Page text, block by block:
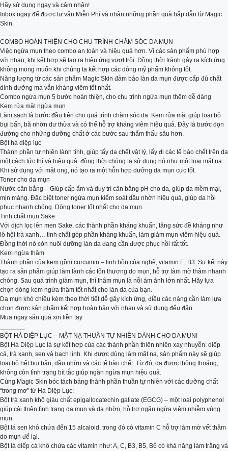
Hãy sử dụng ngay và cảm nhận!
Inbox ngay để được tư vấn Miễn Phí và nhận những phần quà hấp dẫn từ Magic
Skin.
COMBO HOÀN THIỆN CHO CHU TRÌNH CHĂM SÓC DA MỤN
Việc ngừa mụn theo combo an toàn và hiệu quả hơn. Vì các sản phẩm phù hợp
với nhau, khi kết hợp sẽ tạo ra hiệu ứng vượt trội. Đồng thời tránh gây ra kích ứng
không mong muốn khi chúng ta kết hợp các dòng mỹ phẩm không tốt.
Năng lượng từ các sản phẩm Magic Skin đảm bảo làn da mụn được cấp đủ chất
dinh dưỡng mà vẫn kháng viêm tốt nhất.
Combo ngừa mụn 5 bước hoàn thiện, cho chu trình ngửa mụn thêm dễ dàng
Kem rửa mặt ngừa mụn
Làm sạch là bước đầu tiên cho quá trình chăm sóc da. Kem rửa mặt giúp loại bỏ
bụi bẩn, bã nhờn dư thừa và có thể hỗ trợ kháng viêm hiệu quả. Đây là bước dọn
đường cho những dưỡng chất ở các bước sau thẩm thấu sâu hơn.
Bột hà diệp lục
Thành phần tự nhiên lành tính, giúp tẩy da chết vật lý, lấy đi các tế bào chết trên da
một cách tức thì và hiệu quả. đồng thời chúng ta sử dụng nó như một loại mặt nạ.
Khi sử dụng với mật ong, nó tạo ra một hỗn hợp dưỡng da mụn cực tốt.
Toner cho da mụn
Nước cân bằng – Giúp cấp ẩm và duy trì cân bằng pH cho da, giúp da mềm mại,
mịn màng. Đặc biệt toner ngừa mụn kiểm soát dầu nhờn hiệu quả, giúp da hồi
phục nhanh chóng. Dòng toner tốt nhất cho da mụn.
Tinh chất mụn Sake
Với dịch lọc lên men Sake, các thành phần kháng khuẩn, tăng sức đề kháng như
lô hội trà xanh… tinh chất góp phần kháng khuẩn, làm giảm mụn viêm hiệu quả.
Đồng thời nó còn nuôi dưỡng làn da đang cần được phục hồi rất tốt.
Kem ngừa thâm
Thành phần của kem gồm curcumin – linh hồn của nghệ, vitamin E, B3. Sự kết này
tạo ra sản phẩm giúp làm lành các tổn thương do mụn, hỗ trợ làm mờ thâm nhanh
chóng. Sau quá trình giảm mụn, thì thâm mụn là nỗi ám ảnh lớn nhất. Hãy lựa
chọn dòng kem ngừa thâm tốt nhất cho làn da của bạn.
Da mụn khó chiều kèm theo thời tiết dễ gây kích ứng, điều các nàng cần làm lựa
chọn được sản phẩm kết hợp hoàn hảo với nhau và sử dụng đểu đặn.
Mua ngay săn quà xịn liền tay
BỘT HÀ DIỆP LỤC – MẶT NẠ THUẦN TỰ NHIÊN DÀNH CHO DA MỤN!
Bột Hà Diệp Lục là sự kết hợp của các thành phần thiên nhiên xay nhuyễn: diếp
cá, trà xanh, sen và bạch linh. Khi được dùng làm mặt nạ, sản phẩm này sẽ giúp
loại bỏ hết bụi bẩn, dầu nhờn và các tế bào chết. Từ đó, da được thông thoáng,
không còn tình trạng bít tắc giúp ngăn ngừa mụn hiệu quả.
Cùng Magic Skin bóc tách bảng thành phần thuần tự nhiên với các dưỡng chất
“trong mơ” từ Hà Diệp Lục:
Bột trà xanh khô giàu chất epigallocatechin gallate (EGCG) – một loại polyphenol
giúp cải thiện tình trạng da mụn và da nhờn, hỗ trợ ngăn ngừa viêm nhiễm vùng
mụn.
Bột lá sen khô chứa đến 15 alcaloid, trong đó có vitamin C hỗ trợ làm mờ vết thâm
do mụn để lại.
Bột lá diếp cá khô chứa các vitamin như: A, C, B3, B5, B6 có khả năng làm trắng và